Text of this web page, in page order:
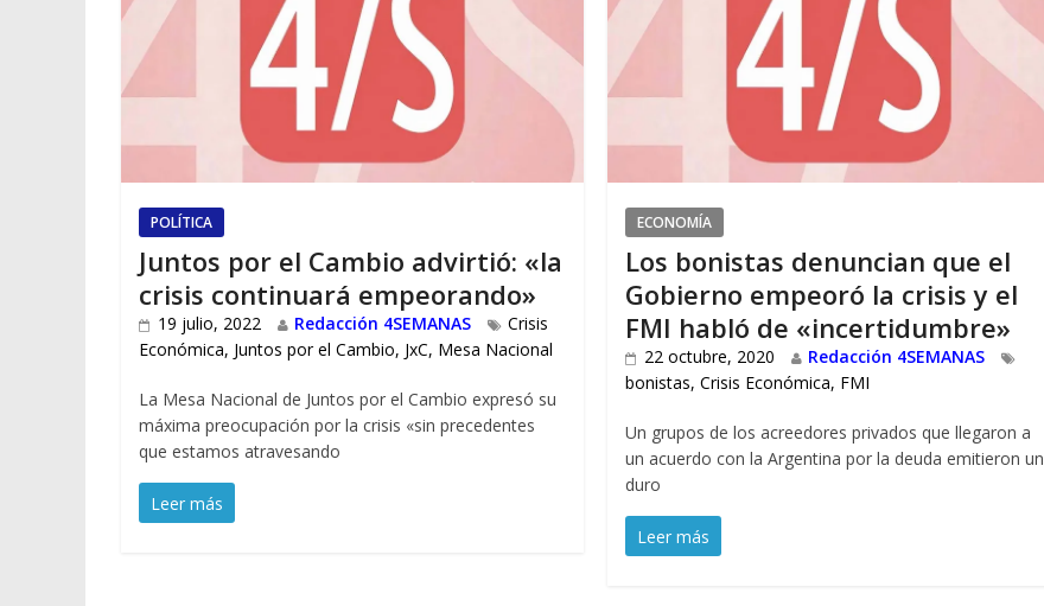
POLÍTICA
Juntos por el Cambio advirtió: «la
crisis continuará empeorando»
19 julio, 2022 Redacción 4SEMANAS
Crisis
Económica, Juntos por el Cambio, JxC, Mesa Nacional
La Mesa Nacional de Juntos por el Cambio expresó su
máxima preocupación por la crisis «sin precedentes
que estamos atravesando
Leer más
ECONOMÍA
Los bonistas denuncian que el
Gobierno empeoró la crisis y el
FMI habló de «incertidumbre»
22 octubre, 2020
Redacción 4SEMANAS
bonistas,Crisis Económica, FMI
Un grupos de los acreedores privados que llegaron a
un acuerdo con la Argentina por la deuda emitieron un
duro
Leer más